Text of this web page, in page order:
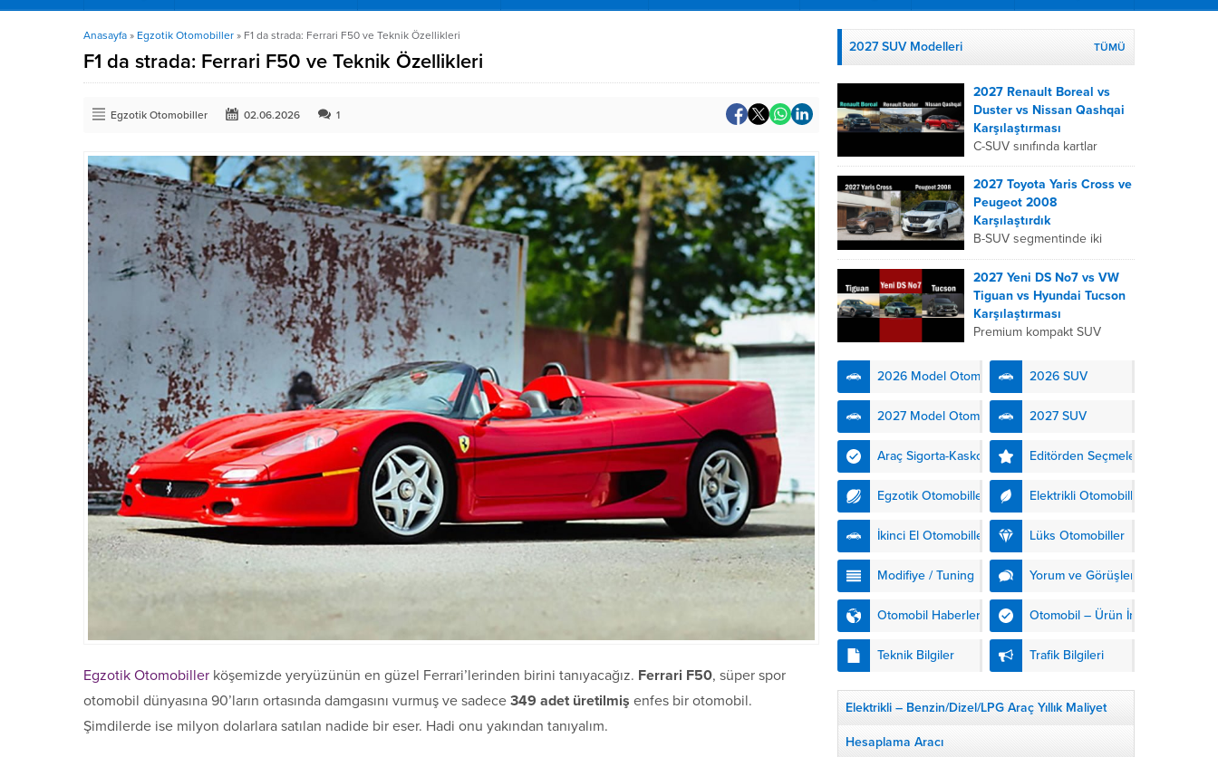
Anasayfa » Egzotik Otomobiller » F1 da strada: Ferrari F50 ve Teknik Özellikleri
F1 da strada: Ferrari F50 ve Teknik Özellikleri
Egzotik Otomobiller 02.06.2026 1
Egzotik Otomobiller köşemizde yeryüzünün en güzel Ferrari’lerinden birini tanıyacağız. Ferrari F50, süper spor
otomobil dünyasına 90’ların ortasında damgasını vurmuş ve sadece 349 adet üretilmiş enfes bir otomobil.
Şimdilerde ise milyon dolarlara satılan nadide bir eser. Hadi onu yakından tanıyalım.
2027 SUV Modelleri TÜMÜ
2027 Renault Boreal vs
Duster vs Nissan Qashqai
Karşılaştırması
C-SUV sınıfında kartlar
yeniden dağıtıldı. 2027
Renault Boreal, Renault
Duster ve Nissan Qashqai;
her biri farklı bir sürüş
deneyimi, motor...
2027 Toyota Yaris Cross ve
Peugeot 2008
Karşılaştırdık
B-SUV segmentinde iki
önemli oyuncu olan 2027
Toyota Yaris
Cross ve Peugeot 2008,
farklı mühendislik
felsefeleriyle kullanıcıların
hibrit teknolojisindeki
uzmanlığını...
2027 Yeni DS No7 vs VW
Tiguan vs Hyundai Tucson
Karşılaştırması
Premium kompakt SUV
isteyen 2027 DS No7,
kendinden şarjlı hibrit
teknolojisiyle buluşturuyor.
DS Automobiles’in yeni...
2026 Model Otomobiller 2026 SUV
2027 Model Otomobiller 2027 SUV
Araç Sigorta-Kasko Editörden Seçmeler
Egzotik Otomobiller Elektrikli Otomobiller
İkinci El Otomobiller Lüks Otomobiller
Modifiye / Tuning Yorum ve Görüşler
Otomobil Haberleri Otomobil – Ürün İnceleme
Teknik Bilgiler Trafik Bilgileri
Elektrikli – Benzin/Dizel/LPG Araç Yıllık Maliyet
Hesaplama Aracı